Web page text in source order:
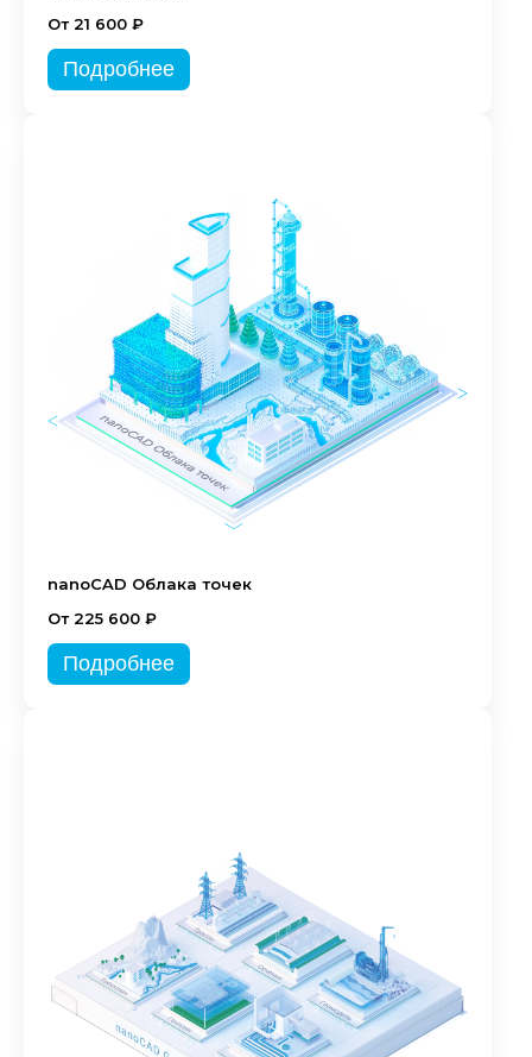
От 21 600 ₽
Подробнее
nanoCAD Облака точек
От 225 600 ₽
Подробнее